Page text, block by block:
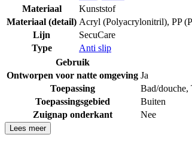
Materiaal
Kunststof
Materiaal (detail) Acryl (Polyacrylonitril), PP
Lijn
SecuCare
Type
Anti slip
Gebruik
Ontworpen voor natte omgeving Ja
Toepassing
Bad/douche,
Toepassingsgebied
Buiten
Zuignap onderkant
Nee
Lees meer